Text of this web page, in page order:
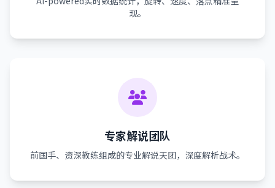
现。
专家解说团队
前国手、资深教练组成的专业解说天团，深度解析战术。